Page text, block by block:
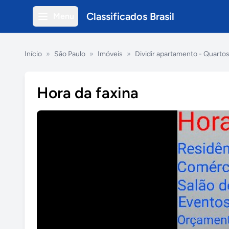
Classificados Brasil
Início » São Paulo » Imóveis » Dividir apartamento - Quartos
Hora da faxina